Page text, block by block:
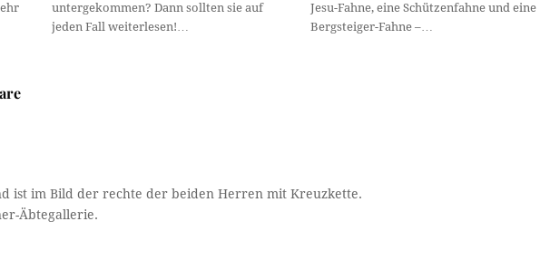
untergekommen? Dann sollten sie auf
jeden Fall weiterlesen!…
Jesu-Fahne, eine Schützenfahne und eine
Bergsteiger-Fahne –…
ist im Bild der rechte der beiden Herren mit Kreuzkette.
Äbtegallerie.